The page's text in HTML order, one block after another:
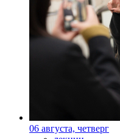
06 августа, четверг